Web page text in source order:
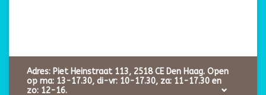
Adres: Piet Heinstraat 113, 2518 CE Den Haag. Open
op ma: 13-17.30, di-vr: 10-17.30, za: 11-17.30 en
zo: 12-16.